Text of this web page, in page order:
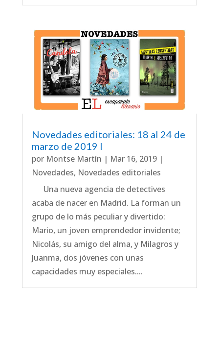
Novedades editoriales: 18 al 24 de
marzo de 2019 I
por Montse Martín | Mar 16, 2019|
Novedades, Novedades editoriales
Una nueva agencia de detectives
acaba de nacer en Madrid. La forman un
grupo de lo más peculiar y divertido:
Mario, un joven emprendedor invidente;
Nicolás, su amigo del alma, y Milagros y
Juanma, dos jóvenes con unas
capacidades muy especiales....